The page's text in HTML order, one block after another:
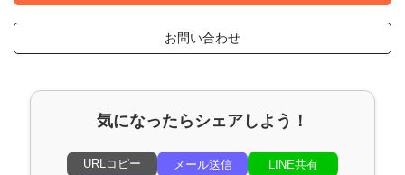
お問い合わせ
気になったらシェアしよう！
URLコピー メール送信
LINE共有